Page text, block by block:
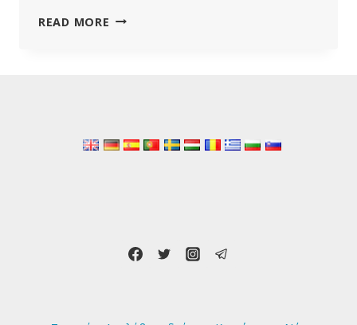
READ MORE ΤΟ
ΌΤΙ
ΤΟ
ΜΕΤΡΗΤΆ